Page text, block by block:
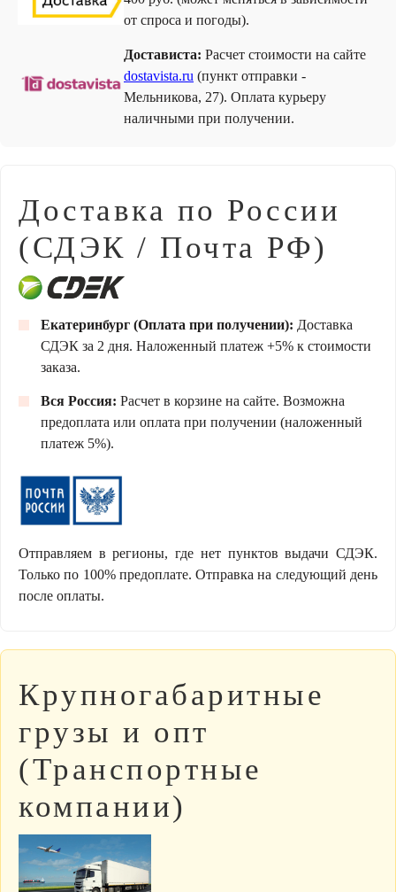
от спроса и погоды).
Достависта: Расчет стоимости на сайте
dostavista.ru (пункт отправки -
Мельникова, 27). Оплата курьеру
наличными при получении.
Доставка по России
(СДЭК / Почта РФ)
Екатеринбург (Оплата при получении): Доставка
СДЭК за 2 дня. Наложенный платеж +5% к стоимости
заказа.
Вся Россия: Расчет в корзине на сайте. Возможна
предоплата или оплата при получении (наложенный
платеж 5%).
Отправляем в регионы, где нет пунктов выдачи СДЭК.
Только по 100% предоплате. Отправка на следующий день
после оплаты.
Крупногабаритные
грузы и опт
(Транспортные
компании)